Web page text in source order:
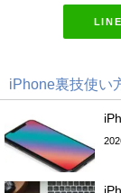
LINE
iPhone裏技使い